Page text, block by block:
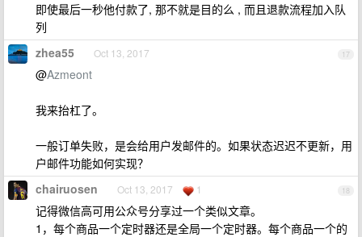
即使最后一秒他付款了, 那不就是目的么 , 而且退款流程加入队
列
17
zhea55 Oct 13, 2017
@Azmeont
我来抬杠了。
一般订单失败，是会给用户发邮件的。如果状态迟迟不更新，用
户邮件功能如何实现？
18
chairuosen Oct 13, 2017 1
记得微信高可用公众号分享过一个类似文章。
1，每个商品一个定时器还是全局一个定时器。每个商品一个的